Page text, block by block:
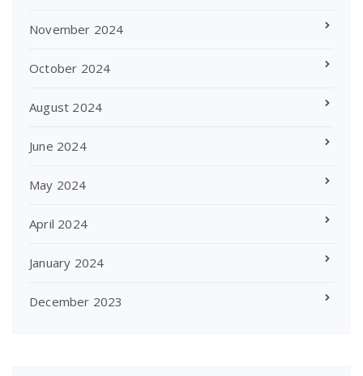
November 2024
October 2024
August 2024
June 2024
May 2024
April 2024
January 2024
December 2023